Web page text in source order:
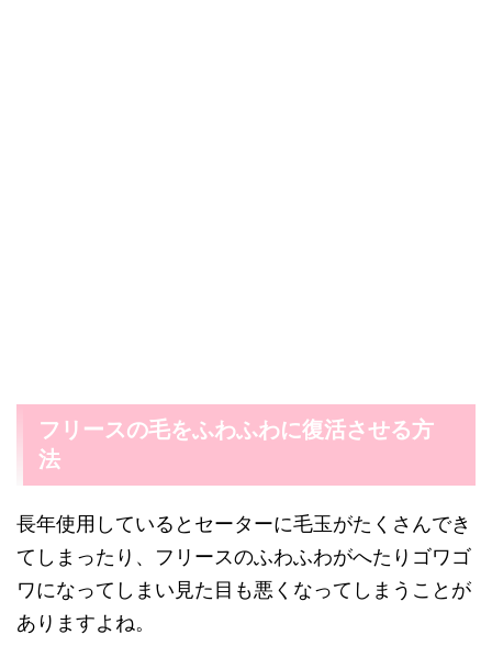
フリースの毛をふわふわに復活させる方
法
長年使用しているとセーターに毛玉がたくさんでき
てしまったり、フリースのふわふわがへたりゴワゴ
ワになってしまい見た目も悪くなってしまうことが
ありますよね。